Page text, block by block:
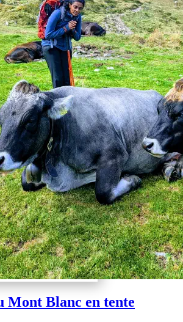
Mont Blanc en tente